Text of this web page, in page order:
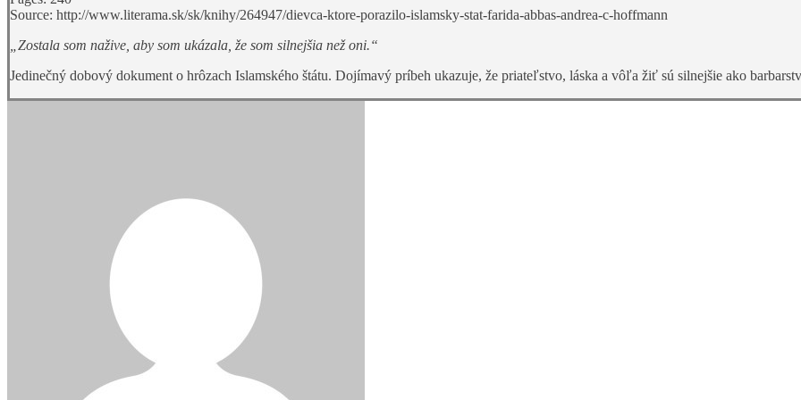
Source: http://www.literama.sk/sk/knihy/264947/dievca-ktore-porazilo-islamsky-stat-farida-abbas-andrea-c-hoffmann
„Zostala som nažive, aby som ukázala, že som silnejšia než oni.“
Jedinečný dobový dokument o hrôzach Islamského štátu. Dojímavý príbeh ukazuje, že priateľstvo, láska a vôľa žiť sú silnejšie ako